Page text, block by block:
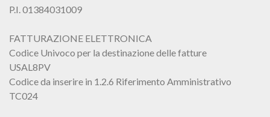
P.I. 01384031009
FATTURAZIONE ELETTRONICA
Codice Univoco per la destinazione delle fatture
USAL8PV
Codice da inserire in 1.2.6 Riferimento Amministrativo
TC024